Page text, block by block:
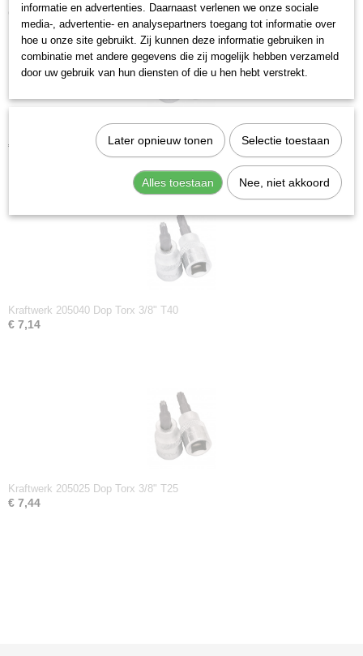
Productcode
205310
EAN code
7612206033183
Productcode leverancier
Ook interessant
Kraftwerk 205030 Dop Torx 3/8" T30
€ 7,14
Kraftwerk 205040 Dop Torx 3/8" T40
€ 7,14
Kraftwerk 205025 Dop Torx 3/8" T25
€ 7,44
informatie en advertenties. Daarnaast verlenen we onze sociale
media-, advertentie- en analysepartners toegang tot informatie over
hoe u onze site gebruikt. Zij kunnen deze informatie gebruiken in
combinatie met andere gegevens die zij mogelijk hebben verzameld
door uw gebruik van hun diensten of die u hen hebt verstrekt.
Later opnieuw tonen Selectie toestaan
Alles toestaan Nee, niet akkoord